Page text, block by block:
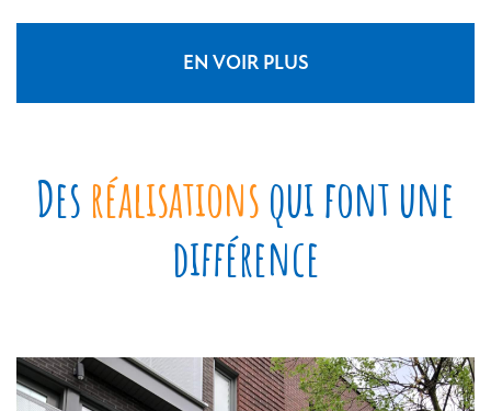
EN VOIR PLUS
Des réalisationsqui font une
différence